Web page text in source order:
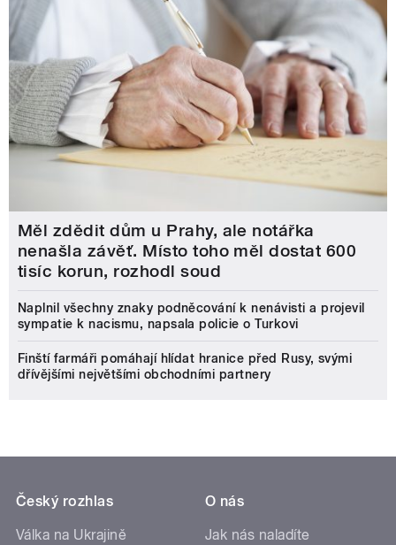
Měl zdědit dům u Prahy, ale notářka
nenašla závěť. Místo toho měl dostat 600
tisíc korun, rozhodl soud
Naplnil všechny znaky podněcování k nenávisti a projevil
sympatie k nacismu, napsala policie o Turkovi
Finští farmáři pomáhají hlídat hranice před Rusy, svými
dřívějšími největšími obchodními partnery
Český rozhlas
Válka na Ukrajině
O nás
Jak nás naladíte